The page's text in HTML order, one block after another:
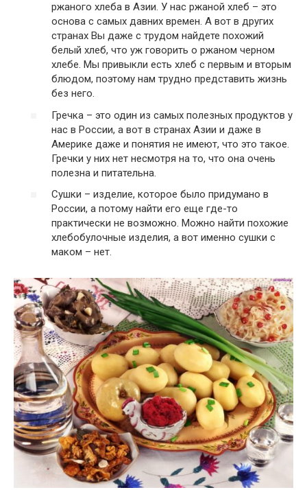
ржаного хлеба в Азии. У нас ржаной хлеб – это
основа с самых давних времен. А вот в других
странах Вы даже с трудом найдете похожий
белый хлеб, что уж говорить о ржаном черном
хлебе. Мы привыкли есть хлеб с первым и вторым
блюдом, поэтому нам трудно представить жизнь
без него.
Гречка – это один из самых полезных продуктов у
нас в России, а вот в странах Азии и даже в
Америке даже и понятия не имеют, что это такое.
Гречки у них нет несмотря на то, что она очень
полезна и питательна.
Сушки – изделие, которое было придумано в
России, а потому найти его еще где-то
практически не возможно. Можно найти похожие
хлебобулочные изделия, а вот именно сушки с
маком – нет.